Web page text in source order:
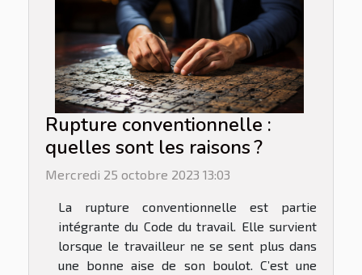
Rupture conventionnelle :
quelles sont les raisons ?
Mercredi 25 octobre 2023 13:03
La rupture conventionnelle est partie
intégrante du Code du travail. Elle survient
lorsque le travailleur ne se sent plus dans
une bonne aise de son boulot. C’est une